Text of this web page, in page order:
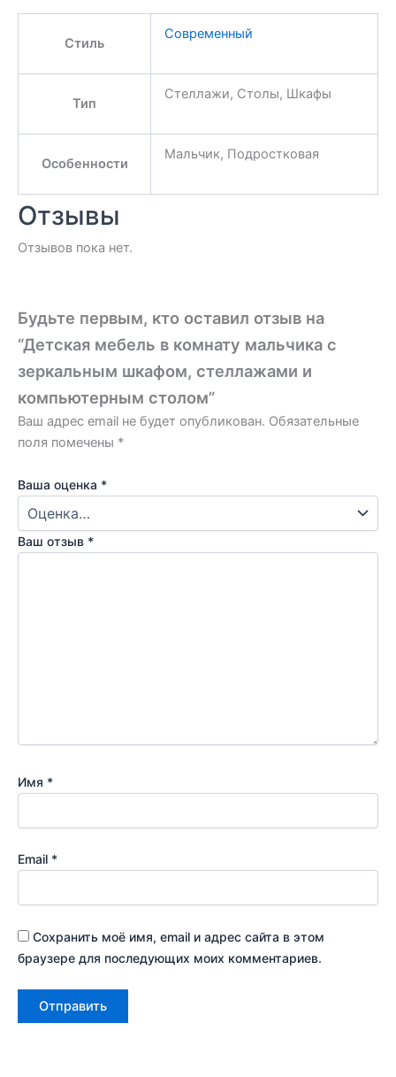
Стиль
Современный
Тип
Стеллажи, Столы, Шкафы
Особенности
Мальчик, Подростковая
Отзывы
Отзывов пока нет.
Будьте первым, кто оставил отзыв на
“Детская мебель в комнату мальчика с
зеркальным шкафом, стеллажами и
компьютерным столом”
Ваш адрес email не будет опубликован. Обязательные
поля помечены *
Ваша оценка *
Ваш отзыв *
Имя *
Email *
Сохранить моё имя, email и адрес сайта в этом
браузере для последующих моих комментариев.